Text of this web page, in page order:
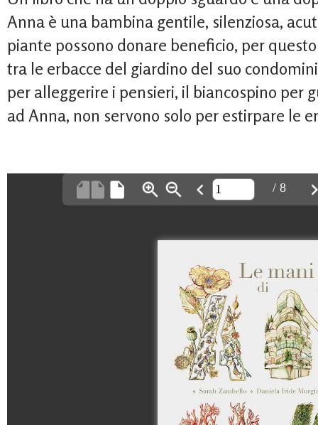
Anna è una bambina gentile, silenziosa,
piante possono donare beneficio, per
tra le erbacce del giardino del suo
per alleggerire i pensieri, il biancospino per
ad Anna, non servono solo per estirpare le